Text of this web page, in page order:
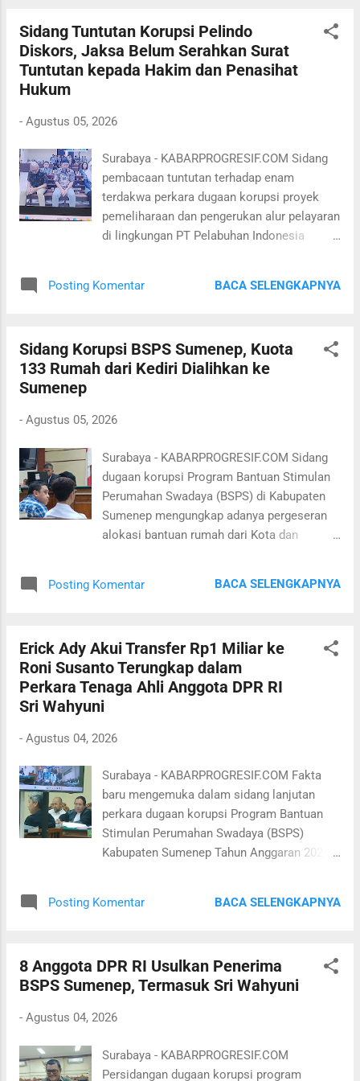
Pengadilan Tindak Pidana Korupsi (Tipikor)
Surabaya, Rabu 5 Agustus 2026. Erna Hayu
Handayani, Senior Manager Pemeliharaan
Pelindo Regional 3 Ardhy Wahyu Basuki dan
Setiantoro masing-masing dituntut 3 tahun
penjara. Selain pidana penjara, ketiga
terdakwa juga dituntut membayar denda
sebesar Rp1 miliar. Apabila denda tidak
dibayar dalam waktu satu bulan setelah
benda atau pendapatan terdakwa dapat
Sidang Tuntutan Korupsi Pelindo
Diskors, Jaksa Belum Serahkan Surat
Tuntutan kepada Hakim dan Penasihat
Hukum
- Agustus 05, 2026
Surabaya - KABARPROGRESIF.COM Sidang
pembacaan tuntutan terhadap enam
terdakwa perkara dugaan korupsi proyek
pemeliharaan dan pengerukan alur pelayaran
di lingkungan PT Pelabuhan Indonesia
Agustus 2026, tertunda. Majelis hakim
surat tuntutan dalam bentuk fisik kepada
majelis hakim maupun penasihat hukum.
pembacaan tuntutan. Namun, hingga
masih dalam proses pencetakan sehingga
belum dapat dibagikan kepada seluruh
pihak. Keberatan kemudian disampaikan
penasihat hukum para terdakwa, Sidabuke.
belum diterima oleh majelis hakim dan tim
dan penasihat hukum. I...
Posting Komentar BACA SELENGKAPNYA
Sidang Korupsi BSPS Sumenep, Kuota
133 Rumah dari Kediri Dialihkan ke
Sumenep
- Agustus 05, 2026
Surabaya - KABARPROGRESIF.COM Sidang
dugaan korupsi Program Bantuan Stimulan
Perumahan Swadaya (BSPS) di Kabupaten
Sumenep mengungkap adanya pergeseran
alokasi bantuan rumah dari Kota dan
Balai Pelaksana Penyedia Perumahan dan
Pidana Korupsi (Tipikor) Surabaya, Senin 3
Agustus 2026. Dalam keterangannya, Sultan
menjelaskan pergeseran alokasi tersebut
unit bantuan yang semula dialokasikan
dipindahkan ke Kabupaten Sumenep. "Total
sebanyak 133 unit dari Kota dan Kabupaten
Kediri yang bergeser ke Sumenep," kata
Sultan saat sidang. Sultan mengatakan,
selain Sumenep, program BSPS juga sempat
Kabupaten Bangkalan dan Kabupaten
Posting Komentar BACA SELENGKAPNYA
Erick Ady Akui Transfer Rp1 Miliar ke
Roni Susanto Terungkap dalam
Perkara Tenaga Ahli Anggota DPR RI
Sri Wahyuni
- Agustus 04, 2026
Surabaya - KABARPROGRESIF.COM Fakta
baru mengemuka dalam sidang lanjutan
perkara dugaan korupsi Program Bantuan
Stimulan Perumahan Swadaya (BSPS)
Kabupaten Sumenep Tahun Anggaran 2024
Pengadilan Tipikor Surabaya, Senin 3
Pejabat Pembuat Komitmen (PPK) Swadaya
II Balai Pelaksana Penyediaan Perumahan
sebesar Rp1 miliar kepada Roni Susanto.
Penuntut Umum (JPU) Kejaksaan Negeri
Posting Komentar BACA SELENGKAPNYA
8 Anggota DPR RI Usulkan Penerima
BSPS Sumenep, Termasuk Sri Wahyuni
- Agustus 04, 2026
Surabaya - KABARPROGRESIF.COM
Persidangan dugaan korupsi program